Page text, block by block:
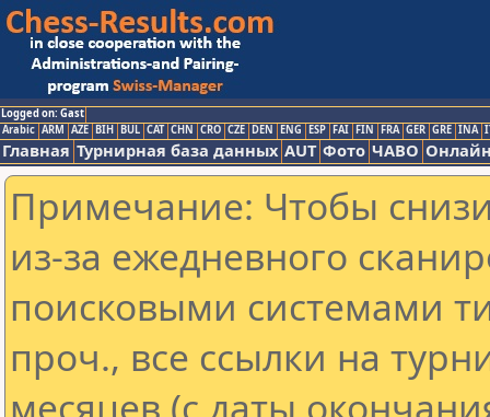
Logged on: Gast
Arabic ARM AZE BIH BUL CAT CHN CRO CZE DEN ENG ESP FAI FIN FRA GER GRE INA
Главная Турнирная база данных AUT Фото ЧАВО
Примечание: Чтобы
из-за ежедневного
поисковыми системами
проч., все ссылки на